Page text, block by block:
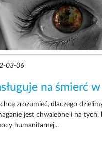
03-06
na śmierć
zrozumieć, dlaczego
jest chwalebne i na tych,
humanitarnej...